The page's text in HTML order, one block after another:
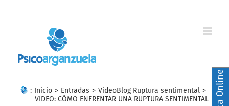
: Inicio > Entradas > VideoBlog Ruptura sentimental >
VIDEO: CÓMO ENFRENTAR UNA RUPTURA SENTIMENTAL